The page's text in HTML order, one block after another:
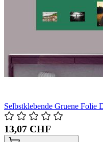
Selbstklebende Gruene Folie
13,07 CHF